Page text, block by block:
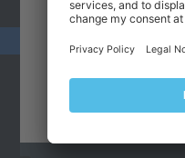
С помощью FTP.
доступа к вашей
смотрите в разделе
С помощью
полезные
информацию